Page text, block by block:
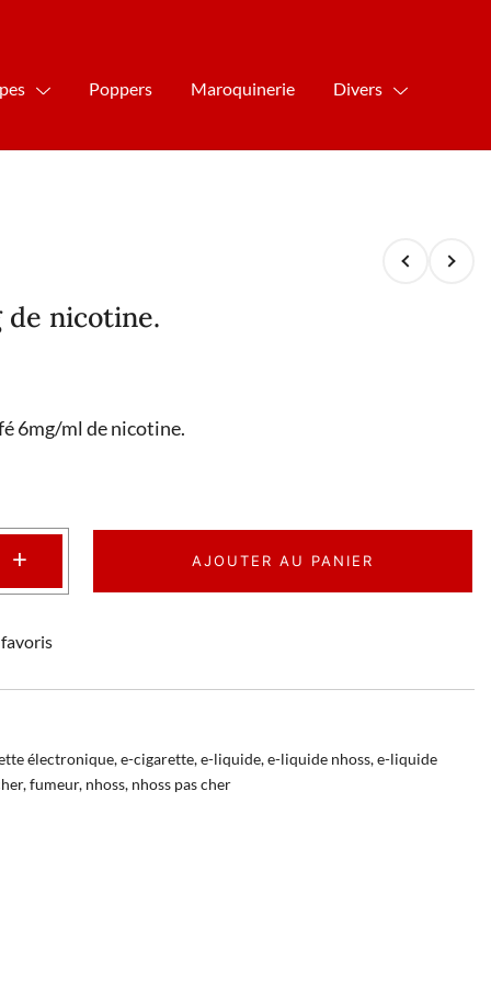
Poppers Maroquinerie Divers
de nicotine.
6mg/ml de nicotine.
+ AJOUTER AU PANIER
électronique,e-cigarette,e-liquide,e-liquide nhoss,e-liquide
,fumeur, nhoss, nhoss pas cher